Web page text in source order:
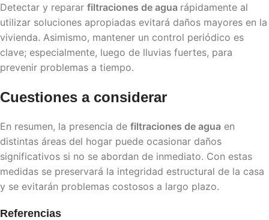
Detectar y reparar filtraciones de agua rápidamente al
utilizar soluciones apropiadas evitará daños mayores en la
vivienda. Asimismo, mantener un control periódico es
clave; especialmente, luego de lluvias fuertes, para
prevenir problemas a tiempo.
Cuestiones a considerar
En resumen, la presencia de filtraciones de agua en
distintas áreas del hogar puede ocasionar daños
significativos si no se abordan de inmediato. Con estas
medidas se preservará la integridad estructural de la casa
y se evitarán problemas costosos a largo plazo.
Referencias